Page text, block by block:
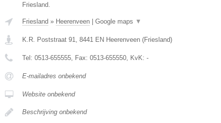
Friesland.
Friesland » Heerenveen Google maps ▼
K.R. Poststraat 91, 8441 EN Heerenveen (Friesland)
Tel: 0513-655555, Fax: 0513-655550, KvK: -
E-mailadres onbekend
Website onbekend
Beschrijving onbekend